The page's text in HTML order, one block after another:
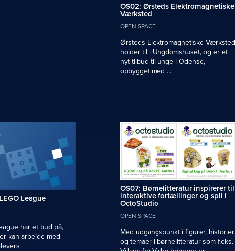
OS02: Ørsteds Elektromagnetiske
Værksted
OPEN SPACE
Ørsteds Elektromagnetiske Værksted
holder til i Ungdomshuset, og er et
nyt tilbud til unge i Odense,
opbygget med ...
League
har et bud på,
kan arbejde med
OS07: Børnelitteratur inspirerer til
interaktive fortællinger og spil i
OctoStudio
OPEN SPACE
Med udgangspunkt i figurer, historier
og temaer i børnelitteratur som f.eks.